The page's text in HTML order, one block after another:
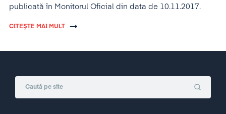
publicată în Monitorul Oficial din data de 10.11.2017.
CITEȘTE MAI MULT